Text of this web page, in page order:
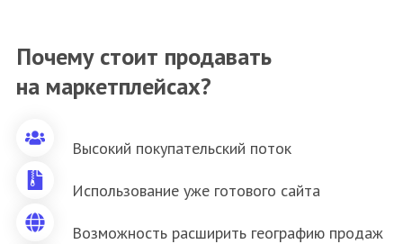
Почему стоит продавать
на маркетплейсах?
Высокий покупательский поток
Использование уже готового сайта
Возможность расширить географию продаж